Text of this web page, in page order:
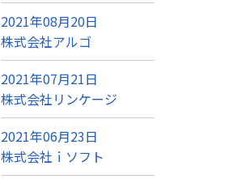
2021年08月20日
株式会社アルゴ
2021年07月21日
株式会社リンケージ
2021年06月23日
株式会社ｉソフト